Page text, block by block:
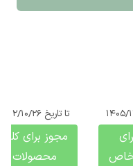
تا تاریخ
مجوز برای کلیه
محصولات